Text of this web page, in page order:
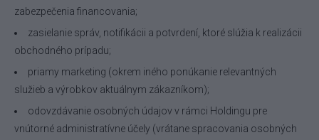
zabezpečenia financovania;
zasielanie správ, notifikácii a potvrdení, ktoré slúžia k realizácii
obchodného prípadu;
priamy marketing (okrem iného ponúkanie relevantných
služieb a výrobkov aktuálnym zákazníkom);
odovzdávanie osobných údajov v rámci Holdingu pre
vnútorné administratívne účely (vrátane spracovania osobných